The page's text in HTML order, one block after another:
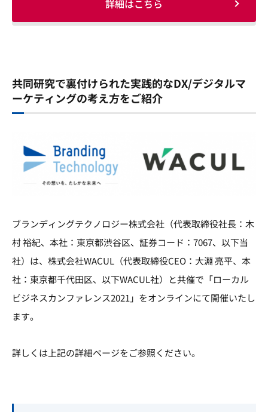
詳細はこちら
共同研究で裏付けられた実践的なDX/デジタルマ
ーケティングの考え方をご紹介
ブランディングテクノロジー株式会社（代表取締役社長：木
村 裕紀、本社：東京都渋谷区、証券コード：7067、以下当
社）は、株式会社WACUL（代表取締役CEO：大淵 亮平、本
社：東京都千代田区、以下WACUL社）と共催で「ローカル
ビジネスカンファレンス2021」をオンラインにて開催いたし
ます。
詳しくは上記の詳細ページをご参照ください。